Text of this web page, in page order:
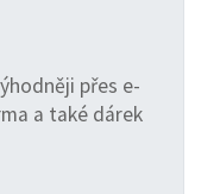
přes e-
a také dárek